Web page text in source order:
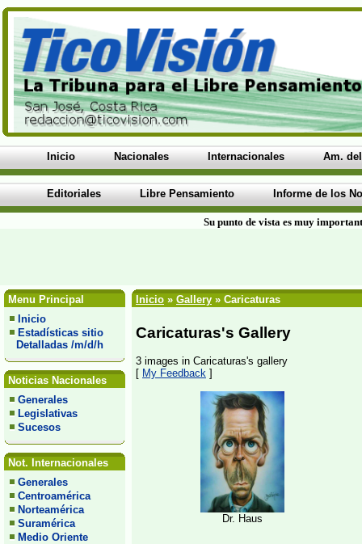
Inicio Nacionales Internacionales Am.
Editoriales Libre Pensamiento Informe de los
Su punto de vista es muy
Menu Principal
Inicio
Estadísticas sitio
Detalladas /m/d/h
Noticias Nacionales
Generales
Legislativas
Sucesos
Not. Internacionales
Generales
Centroamérica
Norteamérica
Suramérica
Medio Oriente
Inicio » Gallery » Caricaturas
Caricaturas's Gallery
3 images in Caricaturas's gallery
[ My Feedback ]
Dr. Haus